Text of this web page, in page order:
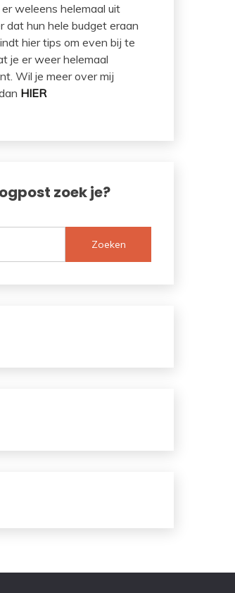
weleens helemaal uit
dat hun hele budget eraan
hier tips om even bij te
je er weer helemaal
Wil je meer over mij
HIER
zoek je?